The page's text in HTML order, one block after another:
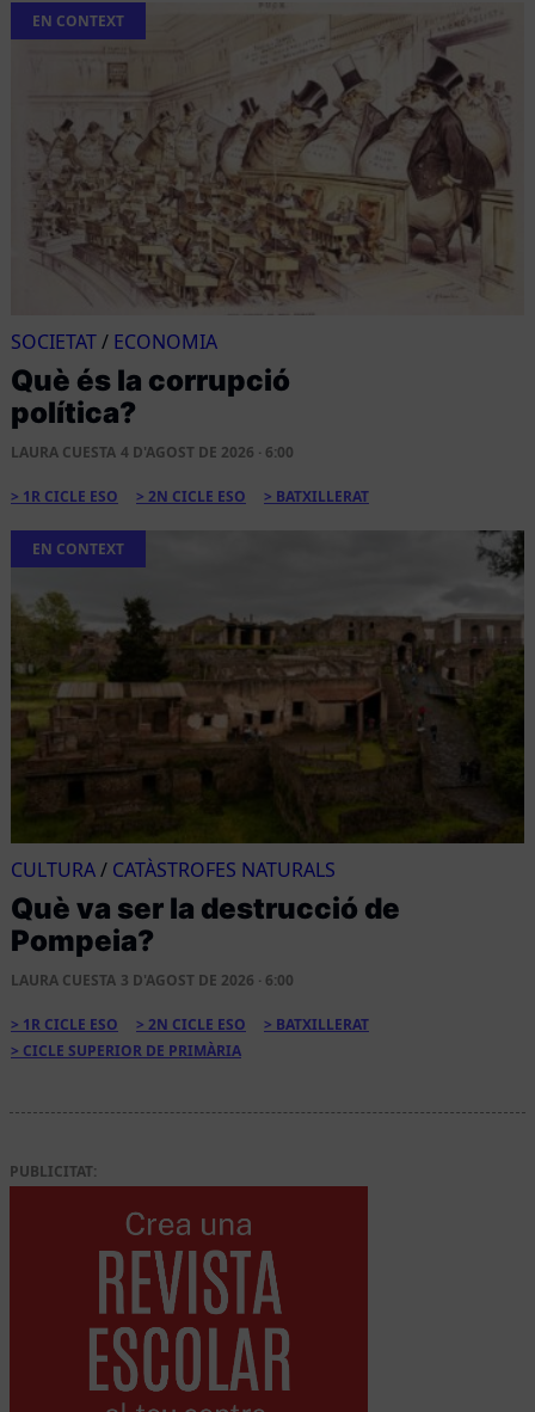
EN CONTEXT
SOCIETAT/ ECONOMIA
Què és la corrupció
política?
LAURA CUESTA 4 D'AGOST DE 2026 · 6:00
1R CICLE ESO 2N CICLE ESO BATXILLERAT
EN CONTEXT
CULTURA/ CATÀSTROFES NATURALS
Què va ser la destrucció de
Pompeia?
LAURA CUESTA 3 D'AGOST DE 2026 · 6:00
1R CICLE ESO 2N CICLE ESO
BATXILLERAT
CICLE SUPERIOR DE PRIMÀRIA
PUBLICITAT: